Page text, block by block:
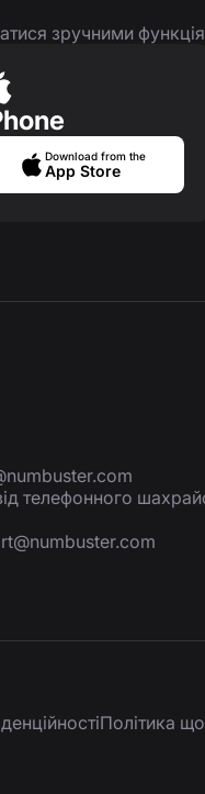
зручними
Download from the
App Store
телефонного
Політика